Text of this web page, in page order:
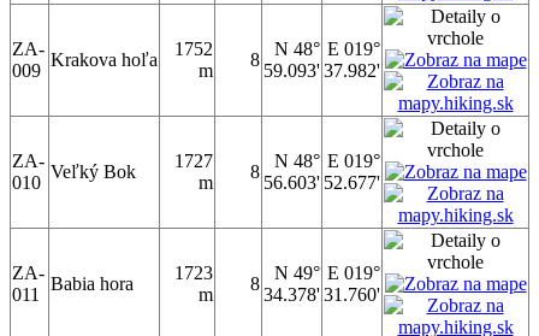
ZA-
009
Krakova hoľa
1752
m
8
N 48°
59.093'
E 019°
37.982'
ZA-
010
Veľký Bok
1727
m
8
N 48°
56.603'
E 019°
52.677'
ZA-
011
Babia hora
1723
m
8
N 49°
34.378'
E 019°
31.760'